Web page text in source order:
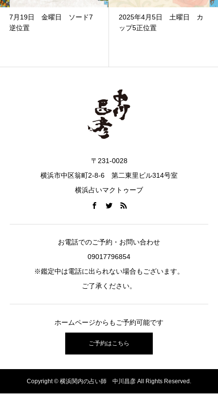
7月19日 金曜日 ソード7
逆位置
2025年4月5日 土曜日 カ
ップ5正位置
〒231-0028
横浜市中区翁町2-8-6 第二東里ビル314号室
横浜占いマクトゥーブ
お電話でのご予約・お問い合わせ
09017796854
※鑑定中は電話に出られない場合もございます。
ご了承ください。
ホームページからもご予約可能です
ご予約はこちら
Copyright © 横浜関内の占い師 中川昌彦 All Rights Reserved.